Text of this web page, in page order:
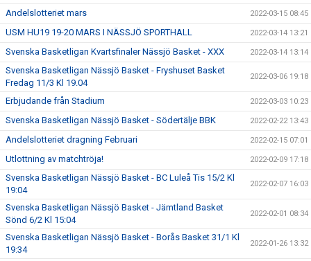
Andelslotteriet mars 2022-03-15 08:45
USM HU19 19-20 MARS I NÄSSJÖ SPORTHALL 2022-03-14 13:21
Svenska Basketligan Kvartsfinaler Nässjö Basket - XXX 2022-03-14 13:14
Svenska Basketligan Nässjö Basket - Fryshuset Basket
Fredag 11/3 Kl 19.04
2022-03-06 19:18
Erbjudande från Stadium 2022-03-03 10:23
Svenska Basketligan Nässjö Basket - Södertälje BBK 2022-02-22 13:43
Andelslotteriet dragning Februari 2022-02-15 07:01
Utlottning av matchtröja! 2022-02-09 17:18
Svenska Basketligan Nässjö Basket - BC Luleå Tis 15/2 Kl
19:04
2022-02-07 16:03
Svenska Basketligan Nässjö Basket - Jämtland Basket
Sönd 6/2 Kl 15:04
2022-02-01 08:34
Svenska Basketligan Nässjö Basket - Borås Basket 31/1 Kl
19:34
2022-01-26 13:32